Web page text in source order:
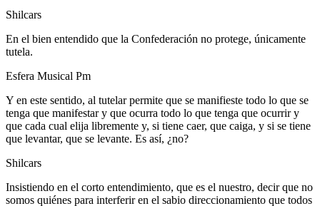
Shilcars
En el bien entendido que la Confederación no protege, únicamente
tutela.
Esfera Musical Pm
Y en este sentido, al tutelar permite que se manifieste todo lo que se
tenga que manifestar y que ocurra todo lo que tenga que ocurrir y
que cada cual elija libremente y, si tiene caer, que caiga, y si se tiene
que levantar, que se levante. Es así, ¿no?
Shilcars
Insistiendo en el corto entendimiento, que es el nuestro, decir que no
somos quiénes para interferir en el sabio direccionamiento que todos